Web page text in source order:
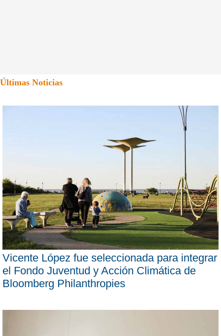
Últimas Noticias
Vicente López fue seleccionada para integrar
el Fondo Juventud y Acción Climática de
Bloomberg Philanthropies